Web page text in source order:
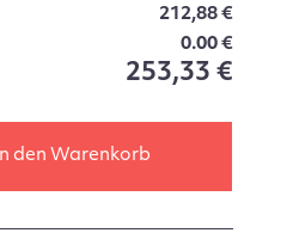
212,88 €
0.00 €
253,33 €
den Warenkorb